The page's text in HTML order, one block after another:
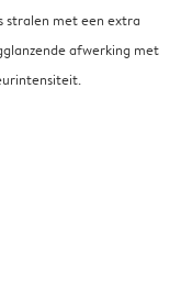
stralen met een extra
afwerking met